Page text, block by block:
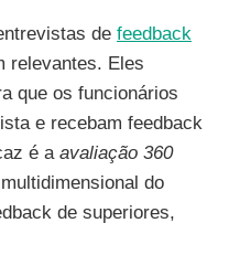
de feedback
relevantes. Eles
que os funcionários
e recebam feedback
é a avaliação 360
do
de superiores,